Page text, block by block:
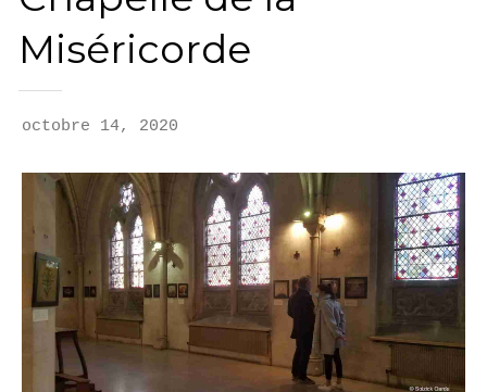
Miséricorde
octobre 14, 2020